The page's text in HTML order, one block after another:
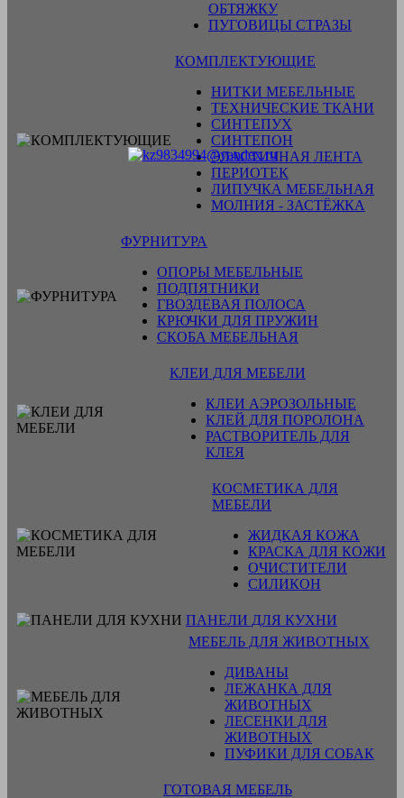
ОБТЯЖКУ
ПУГОВИЦЫ СТРАЗЫ
КОМПЛЕКТУЮЩИЕ
НИТКИ МЕБЕЛЬНЫЕ
ТЕХНИЧЕСКИЕ ТКАНИ
СИНТЕПУХ
СИНТЕПОН
ЭЛАСТИЧНАЯ ЛЕНТА
ПЕРИОТЕК
ЛИПУЧКА МЕБЕЛЬНАЯ
МОЛНИЯ - ЗАСТЁЖКА
ФУРНИТУРА
ОПОРЫ МЕБЕЛЬНЫЕ
ПОДПЯТНИКИ
ГВОЗДЕВАЯ ПОЛОСА
КРЮЧКИ ДЛЯ ПРУЖИН
СКОБА МЕБЕЛЬНАЯ
КЛЕИ ДЛЯ МЕБЕЛИ
КЛЕИ АЭРОЗОЛЬНЫЕ
КЛЕЙ ДЛЯ ПОРОЛОНА
РАСТВОРИТЕЛЬ ДЛЯ
КЛЕЯ
КОСМЕТИКА ДЛЯ
МЕБЕЛИ
ЖИДКАЯ КОЖА
КРАСКА ДЛЯ КОЖИ
ОЧИСТИТЕЛИ
СИЛИКОН
ПАНЕЛИ ДЛЯ КУХНИ
МЕБЕЛЬ ДЛЯ ЖИВОТНЫХ
ДИВАНЫ
ЛЕЖАНКА ДЛЯ
ЖИВОТНЫХ
ЛЕСЕНКИ ДЛЯ
ЖИВОТНЫХ
ПУФИКИ ДЛЯ СОБАК
ГОТОВАЯ МЕБЕЛЬ